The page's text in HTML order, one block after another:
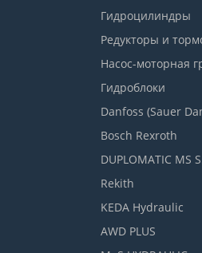
Гидроцилиндры
Редукторы и
Насос-моторная
Гидроблоки
Danfoss (Sauer
Bosch Rexroth
DUPLOMATIC MS
Rekith
KEDA Hydraulic
AWD PLUS